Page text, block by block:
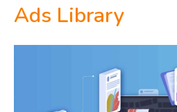
Ads Library